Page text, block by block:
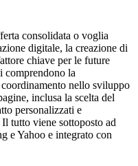
consolidata o voglia
digitale, la creazione di
chiave per le future
comprendono la
nello sviluppo
inclusa la scelta del
personalizzati e
tutto viene sottoposto ad
e Yahoo e integrato con